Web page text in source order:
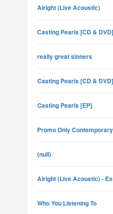
Alright (Live Acoustic)
Casting Pearls [CD &
really great sinners
Casting Pearls [CD & DVD]
Casting Pearls [EP]
Promo Only
(null)
Alright (Live Acoustic) -
Who You Listening To